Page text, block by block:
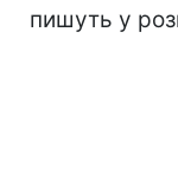
пишуть у